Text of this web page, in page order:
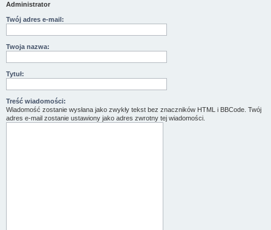
Administrator
Twój adres e-mail:
Twoja nazwa:
Tytuł:
Treść wiadomości:
Wiadomość zostanie wysłana jako zwykły tekst bez znaczników HTML i BBCode. Twój
adres e-mail zostanie ustawiony jako adres zwrotny tej wiadomości.